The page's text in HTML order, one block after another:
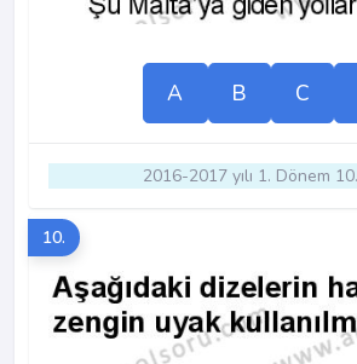
A B C
2016-2017 yılı 1. Dönem
10.